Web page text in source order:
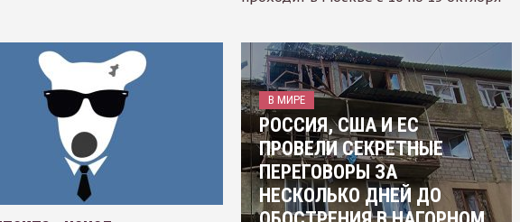
В МИРЕ
РОССИЯ, США И ЕС
ПРОВЕЛИ СЕКРЕТНЫЕ
ПЕРЕГОВОРЫ ЗА
НЕСКОЛЬКО ДНЕЙ ДО